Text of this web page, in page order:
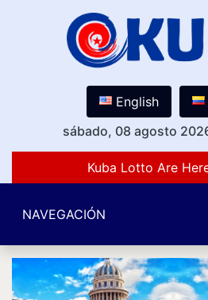
English
sábado, 08 agosto
Kuba Lotto Are
NAVEGACIÓN